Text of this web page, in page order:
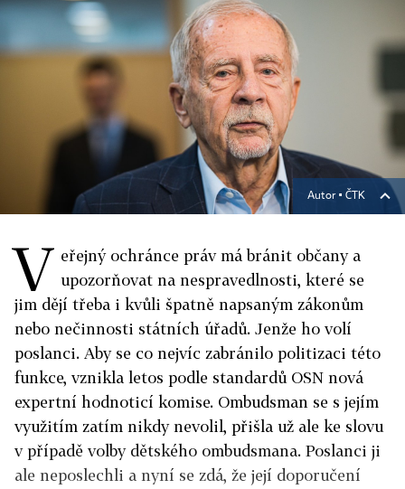
Autor ▪ ČTK
V eřejný ochránce práv má bránit občany a
upozorňovat na nespravedlnosti, které se
jim dějí třeba i kvůli špatně napsaným zákonům
nebo nečinnosti státních úřadů. Jenže ho volí
poslanci. Aby se co nejvíc zabránilo politizaci této
funkce, vznikla letos podle standardů OSN nová
expertní hodnoticí komise. Ombudsman se s jejím
využitím zatím nikdy nevolil, přišla už ale ke slovu
v případě volby dětského ombudsmana. Poslanci ji
ale neposlechli a nyní se zdá, že její doporučení